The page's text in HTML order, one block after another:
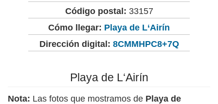
Código postal: 33157
Cómo llegar: Playa de L‘Airín
Dirección digital: 8CMMHPC8+7Q
Playa de L‘Airín
Nota: Las fotos que mostramos de Playa de